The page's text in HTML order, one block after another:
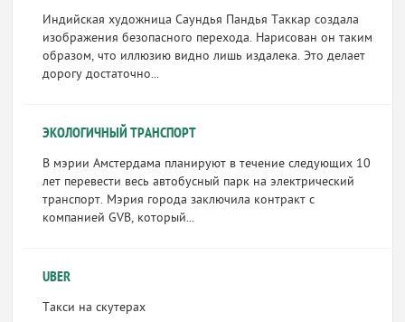
Индийская художница Саундья Пандья Таккар создала
изображения безопасного перехода. Нарисован он таким
образом, что иллюзию видно лишь издалека. Это делает
дорогу достаточно...
ЭКОЛОГИЧНЫЙ ТРАНСПОРТ
В мэрии Амстердама планируют в течение следующих 10
лет перевести весь автобусный парк на электрический
транспорт. Мэрия города заключила контракт с
компанией GVB, который...
UBER
Такси на скутерах